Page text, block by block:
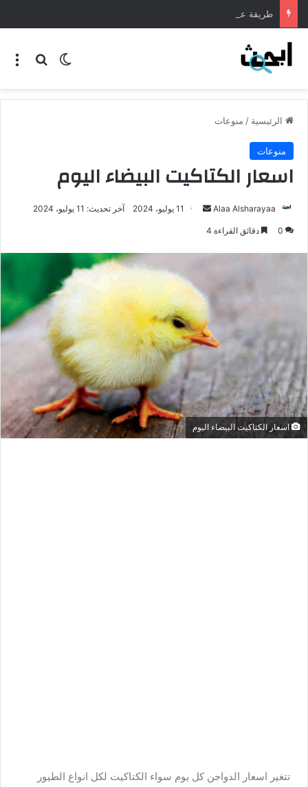
طريقة عمل المنسف الاردني
الرئيسية / منوعات
منوعات
اسعار الكتاكيت البيضاء اليوم
Alaa Alsharayaa 11 يوليو، 2024 آخر تحديث: 11 يوليو، 2024
0 دقائق القراءة 4
اسعار الكتاكيت البيضاء اليوم
تتغير اسعار الدواجن كل يوم سواء الكتاكيت لكل انواع الطيور